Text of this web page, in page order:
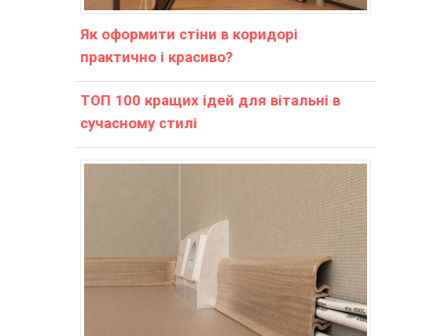
Як оформити стіни в коридорі
практично і красиво?
ТОП 100 кращих ідей для вітальні в
сучасному стилі